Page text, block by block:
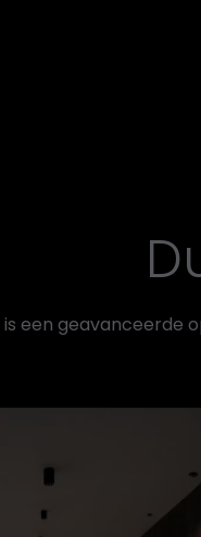
is een geavanceerde